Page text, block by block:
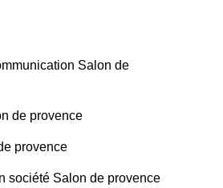
Salon de
de provence
provence
société Salon de provence